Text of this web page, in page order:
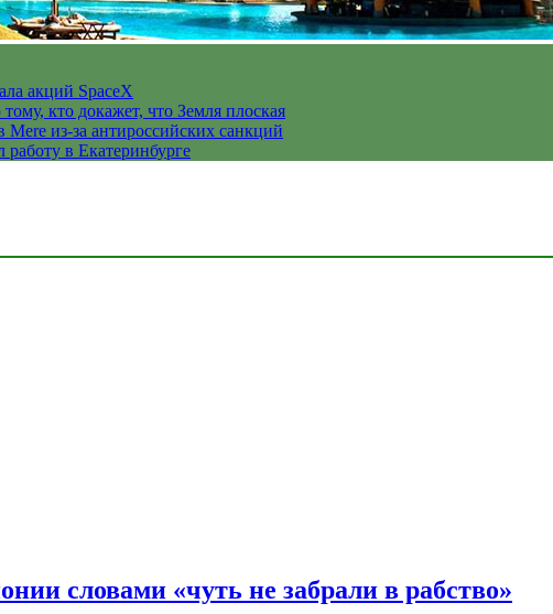
акций SpaceX
кто докажет, что Земля плоская
из-за антироссийских санкций
в Екатеринбурге
словами «чуть не забрали в рабство»